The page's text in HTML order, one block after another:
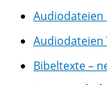
Audiodateien
Bibeltexte –